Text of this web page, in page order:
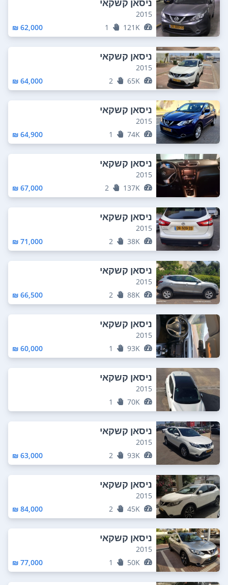
ניסאן קשקאי
2015
121K
1
62,000 ₪
ניסאן קשקאי
2015
65K
2
64,000 ₪
ניסאן קשקאי
2015
74K
1
64,900 ₪
ניסאן קשקאי
2015
137K
2
67,000 ₪
ניסאן קשקאי
2015
38K
2
71,000 ₪
ניסאן קשקאי
2015
88K
2
66,500 ₪
ניסאן קשקאי
2015
93K
1
60,000 ₪
ניסאן קשקאי
2015
70K
1
ניסאן קשקאי
2015
93K
2
63,000 ₪
ניסאן קשקאי
2015
45K
2
84,000 ₪
ניסאן קשקאי
2015
50K
1
77,000 ₪